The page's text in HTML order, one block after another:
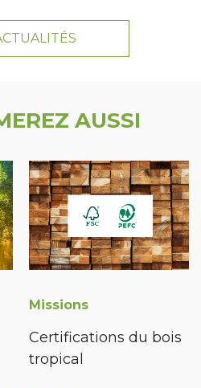
AUSSI
Missions
Certifications du bois
tropical